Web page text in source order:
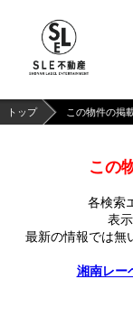
トップ この物件の掲
この
各検索
表
最新の情報では無
湘南レー